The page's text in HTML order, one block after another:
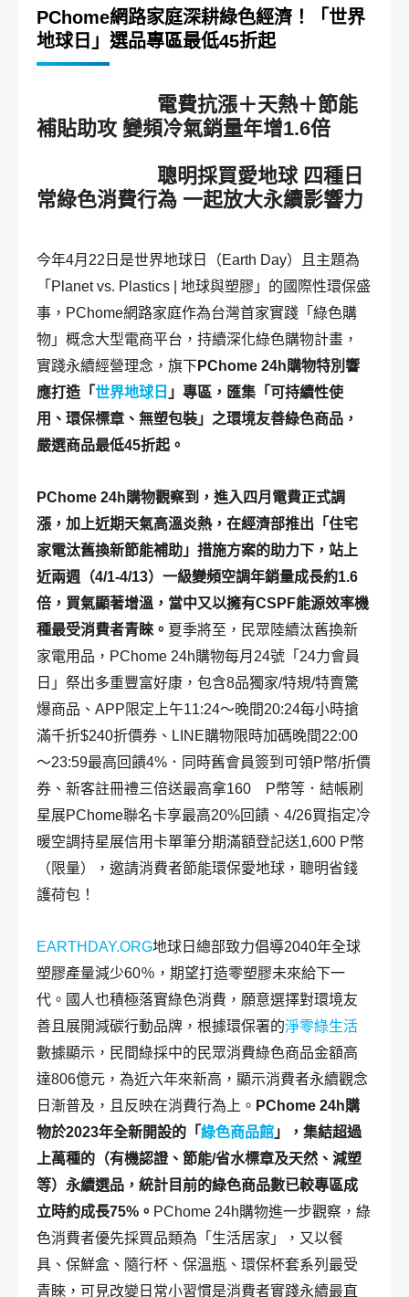
PChome網路家庭深耕綠色經濟！「世界
地球日」選品專區最低45折起
電費抗漲＋天熱＋節能
補貼助攻 變頻冷氣銷量年增1.6倍
聰明採買愛地球 四種日
常綠色消費行為 一起放大永續影響力
今年4月22日是世界地球日（Earth Day）且主題為
「Planet vs. Plastics | 地球與塑膠」的國際性環保盛
事，PChome網路家庭作為台灣首家實踐「綠色購
物」概念大型電商平台，持續深化綠色購物計畫，
實踐永續經營理念，旗下PChome 24h購物特別響
應打造「世界地球日 」專區，匯集「可持續性使
用、環保標章、無塑包裝」之環境友善綠色商品，
嚴選商品最低45折起。
PChome 24h購物觀察到，進入四月電費正式調
漲，加上近期天氣高溫炎熱，在經濟部推出「住宅
家電汰舊換新節能補助」措施方案的助力下，站上
近兩週（4/1-4/13）一級變頻空調年銷量成長約1.6
倍，買氣顯著增溫，當中又以擁有CSPF能源效率機
種最受消費者青睞。 夏季將至，民眾陸續汰舊換新
家電用品，PChome 24h購物每月24號「24力會員
日」祭出多重豐富好康，包含8品獨家/特規/特賣驚
爆商品、APP限定上午11:24～晚間20:24每小時搶
滿千折$240折價券、LINE購物限時加碼晚間22:00
～23:59最高回饋4%．同時舊會員簽到可領P幣/折價
券、新客註冊禮三倍送最高拿160 P幣等．結帳刷
星展PChome聯名卡享最高20%回饋、4/26買指定冷
暖空調持星展信用卡單筆分期滿額登記送1,600 P幣
（限量），邀請消費者節能環保愛地球，聰明省錢
護荷包！
EARTHDAY.ORG地球日總部致力倡導2040年全球
塑膠產量減少60％，期望打造零塑膠未來給下一
代。國人也積極落實綠色消費，願意選擇對環境友
善且展開減碳行動品牌，根據環保署的淨零綠生活
數據顯示，民間綠採中的民眾消費綠色商品金額高
達806億元，為近六年來新高，顯示消費者永續觀念
日漸普及，且反映在消費行為上。 PChome 24h購
物於2023年全新開設的「綠色商品館 」，集結超過
上萬種的（有機認證、節能/省水標章及天然、減塑
等）永續選品，統計目前的綠色商品數已較專區成
立時約成長75%。 PChome 24h購物進一步觀察，綠
色消費者優先採買品類為「生活居家」，又以餐
具、保鮮盒、隨行杯、保溫瓶、環保杯套系列最受
青睞，可見改變日常小習慣是消費者實踐永續最直